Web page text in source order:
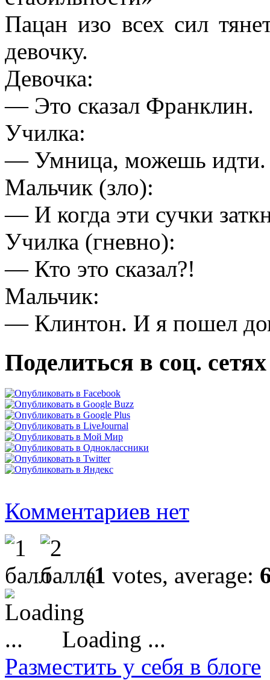
Пацан изо всех сил
девочку.
Девочка:
— Это сказал Франклин.
Училка:
— Умница, можешь идти.
Мальчик (зло):
— И когда эти сучки
Училка (гневно):
— Кто это сказал?!
Мальчик:
— Клинтон. И я пошел
Поделиться в соц. сетях
Комментариев нет
(1 votes, average:
Loading ...
Разместить у себя в блоге